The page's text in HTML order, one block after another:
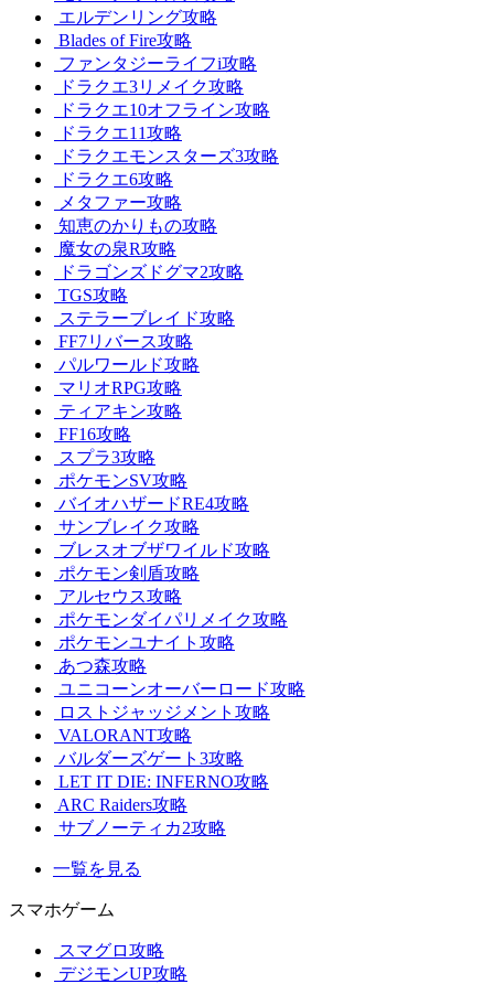
エルデンリング攻略
Blades of Fire攻略
ファンタジーライフi攻略
ドラクエ3リメイク攻略
ドラクエ10オフライン攻略
ドラクエ11攻略
ドラクエモンスターズ3攻略
ドラクエ6攻略
メタファー攻略
知恵のかりもの攻略
魔女の泉R攻略
ドラゴンズドグマ2攻略
TGS攻略
ステラーブレイド攻略
FF7リバース攻略
パルワールド攻略
マリオRPG攻略
ティアキン攻略
FF16攻略
スプラ3攻略
ポケモンSV攻略
バイオハザードRE4攻略
サンブレイク攻略
ブレスオブザワイルド攻略
ポケモン剣盾攻略
アルセウス攻略
ポケモンダイパリメイク攻略
ポケモンユナイト攻略
あつ森攻略
ユニコーンオーバーロード攻略
ロストジャッジメント攻略
VALORANT攻略
バルダーズゲート3攻略
LET IT DIE: INFERNO攻略
ARC Raiders攻略
サブノーティカ2攻略
一覧を見る
スマホゲーム
スマグロ攻略
デジモンUP攻略